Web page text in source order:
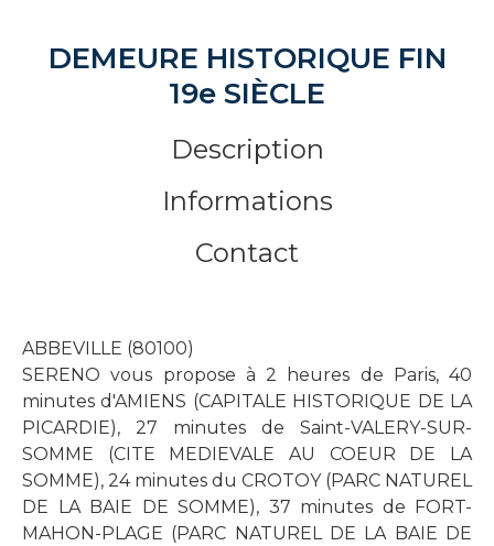
DEMEURE HISTORIQUE FIN
19e SIÈCLE
Description
Informations
Contact
ABBEVILLE (80100)
SERENO vous propose à 2 heures de Paris, 40
minutes d'AMIENS (CAPITALE HISTORIQUE DE LA
PICARDIE), 27 minutes de Saint-VALERY-SUR-
SOMME (CITE MEDIEVALE AU COEUR DE LA
SOMME), 24 minutes du CROTOY (PARC NATUREL
DE LA BAIE DE SOMME), 37 minutes de FORT-
MAHON-PLAGE (PARC NATUREL DE LA BAIE DE